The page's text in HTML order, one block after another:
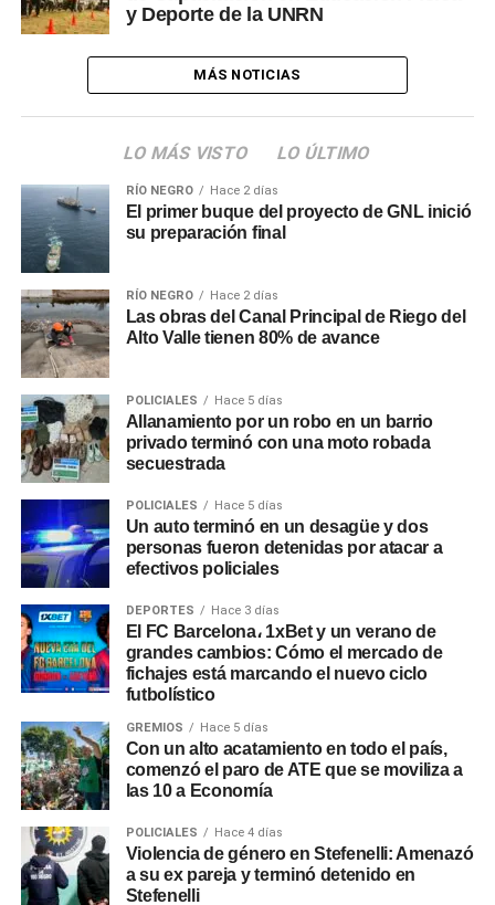
y Deporte de la UNRN
MÁS NOTICIAS
LO MÁS VISTO LO ÚLTIMO
RÍO NEGRO Hace 2 días
El primer buque del proyecto de GNL inició
su preparación final
RÍO NEGRO Hace 2 días
Las obras del Canal Principal de Riego del
Alto Valle tienen 80% de avance
POLICIALES Hace 5 días
Allanamiento por un robo en un barrio
privado terminó con una moto robada
secuestrada
POLICIALES Hace 5 días
Un auto terminó en un desagüe y dos
personas fueron detenidas por atacar a
efectivos policiales
DEPORTES Hace 3 días
El FC Barcelona، 1xBet y un verano de
grandes cambios: Cómo el mercado de
fichajes está marcando el nuevo ciclo
futbolístico
GREMIOS Hace 5 días
Con un alto acatamiento en todo el país,
comenzó el paro de ATE que se moviliza a
las 10 a Economía
POLICIALES Hace 4 días
Violencia de género en Stefenelli: Amenazó
a su ex pareja y terminó detenido en
Stefenelli